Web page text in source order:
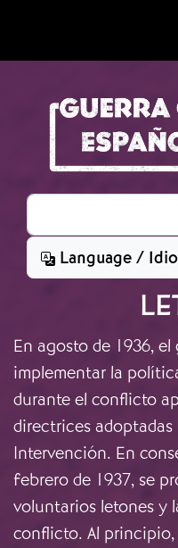
Search
Language /
En agosto de 1936, el
implementar la
durante el conflicto
directrices
Intervención. En
febrero de 1937, se
voluntarios letones y
conflicto. Al principio,